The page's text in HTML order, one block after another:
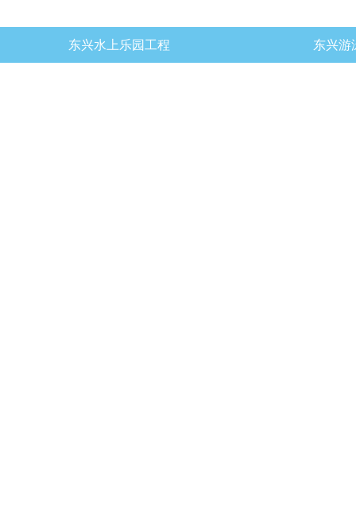
东兴水上乐园工程 东兴游